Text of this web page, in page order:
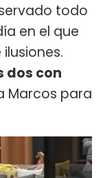
todo
en el que
dos con
Marcos para